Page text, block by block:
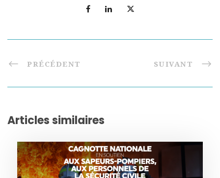
PRÉCÉDENT SUIVANT
Articles similaires